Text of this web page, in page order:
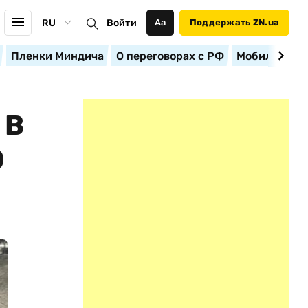
RU Войти Аа Поддержать ZN.ua
Пленки Миндича О переговорах с РФ